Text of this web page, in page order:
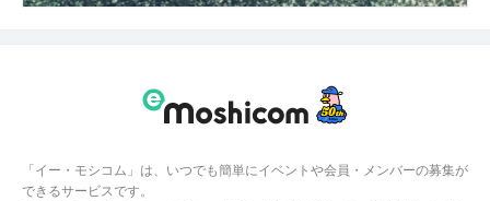
「イー・モシコム」は、いつでも簡単にイベントや会員・メンバーの募集が
できるサービスです。